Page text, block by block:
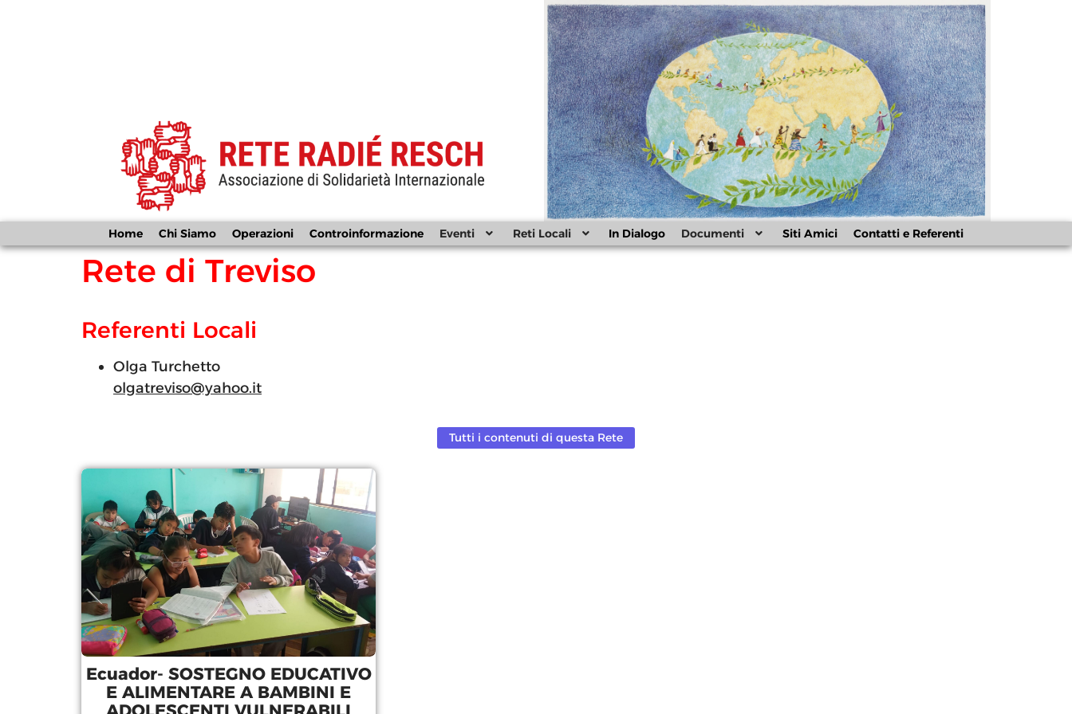
Home Chi Siamo Operazioni Controinformazione Eventi Reti Locali In Dialogo Documenti Siti Amici Contatti e Referenti
Rete di Treviso
Referenti Locali
Olga Turchetto
olgatreviso@yahoo.it
Tutti i contenuti di questa Rete
Ecuador- SOSTEGNO EDUCATIVO
E ALIMENTARE A BAMBINI E